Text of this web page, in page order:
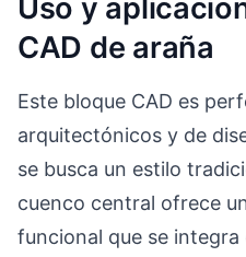
Uso y
CAD de araña
Este bloque CAD es
arquitectónicos y de
se busca un estilo
cuenco central ofrece
funcional que se integra